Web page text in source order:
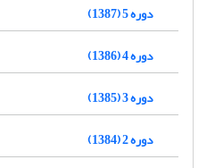
دوره 5 (1387)
دوره 4 (1386)
دوره 3 (1385)
دوره 2 (1384)